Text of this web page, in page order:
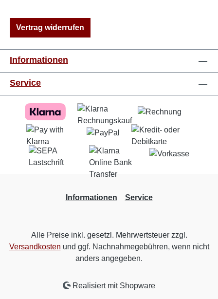
Vertrag widerrufen
Informationen
Service
Informationen Service
Alle Preise inkl. gesetzl. Mehrwertsteuer zzgl.
Versandkosten und ggf. Nachnahmegebühren, wenn nicht
anders angegeben.
Realisiert mit Shopware